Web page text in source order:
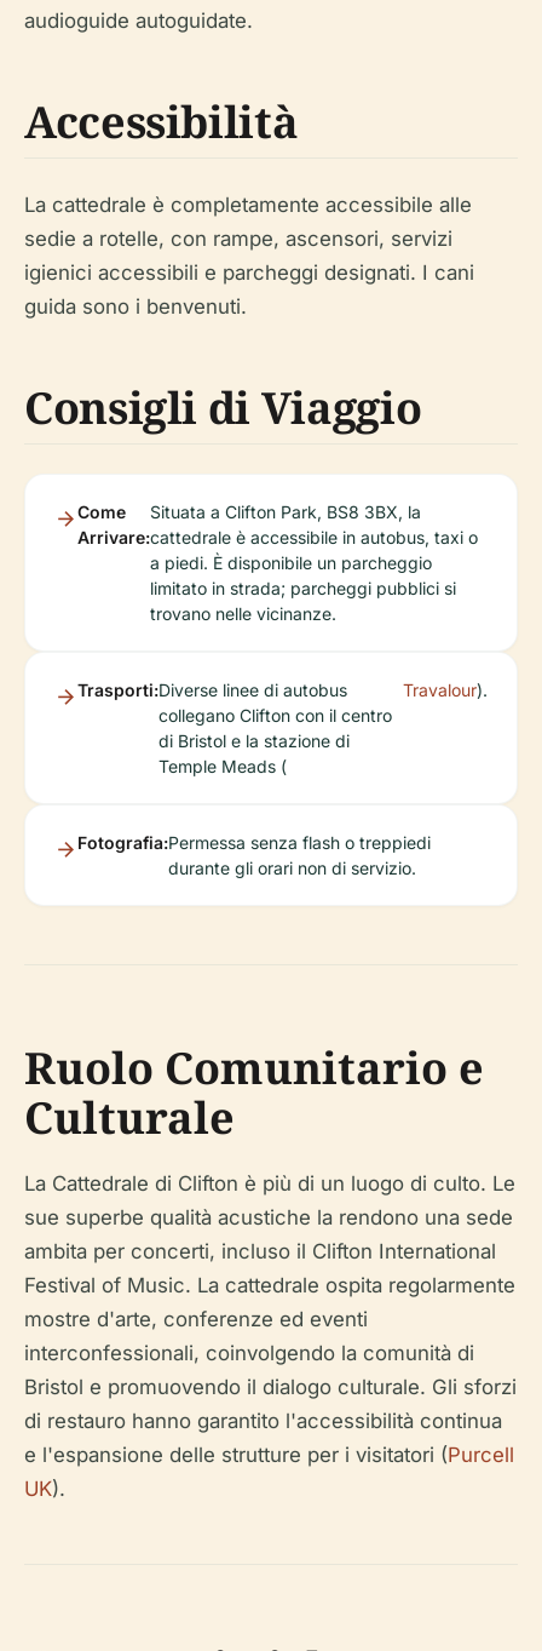
audioguide autoguidate.
Accessibilità
La cattedrale è completamente accessibile alle
sedie a rotelle, con rampe, ascensori, servizi
igienici accessibili e parcheggi designati. I cani
guida sono i benvenuti.
Consigli di Viaggio
Come
Arrivare:
Situata a Clifton Park, BS8 3BX, la
cattedrale è accessibile in autobus, taxi o
a piedi. È disponibile un parcheggio
limitato in strada; parcheggi pubblici si
trovano nelle vicinanze.
Trasporti:Diverse linee di autobus
collegano Clifton con il centro
di Bristol e la stazione di
Temple Meads (
Travalour).
Fotografia:Permessa senza flash o treppiedi
durante gli orari non di servizio.
Ruolo Comunitario e
Culturale
La Cattedrale di Clifton è più di un luogo di culto. Le
sue superbe qualità acustiche la rendono una sede
ambita per concerti, incluso il Clifton International
Festival of Music. La cattedrale ospita regolarmente
mostre d'arte, conferenze ed eventi
interconfessionali, coinvolgendo la comunità di
Bristol e promuovendo il dialogo culturale. Gli sforzi
di restauro hanno garantito l'accessibilità continua
e l'espansione delle strutture per i visitatori (Purcell
UK).